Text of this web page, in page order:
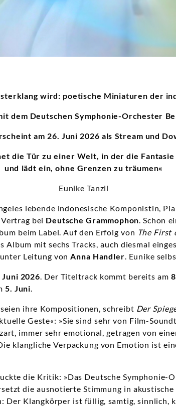
wird: poetische Miniaturen der
dem Deutschen Symphonie-Orchester
am 26. Juni 2026 als Stream und
die Tür zu einer Welt, in der die Fantasie
und lädt ein, ohne Grenzen zu träumen«
Eunike Tanzil
lebende indonesische Komponistin,
bei Deutsche Grammophon. Schon
beim Label. Auf den Erfolg von The First
Album mit sechs Tracks, auch diesmal
unter Leitung vonAnna Handler. Eunike
Juni 2026. Der Titeltrack kommt bereits am
5. Juni.
ihre Kompositionen, schreibt Der
Geste«: »Sie sind sehr von Film-
immer sehr emotional, getragen von
klangliche Verpackung von Emotion ist
die Kritik: »Das Deutsche Symphonie-
die ausnotierte Stimmung in akustische
Der Klangkörper ist füllig, samtig, sinnlich,